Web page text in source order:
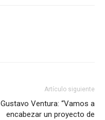
Artículo siguiente
Gustavo Ventura: “Vamos a
encabezar un proyecto de